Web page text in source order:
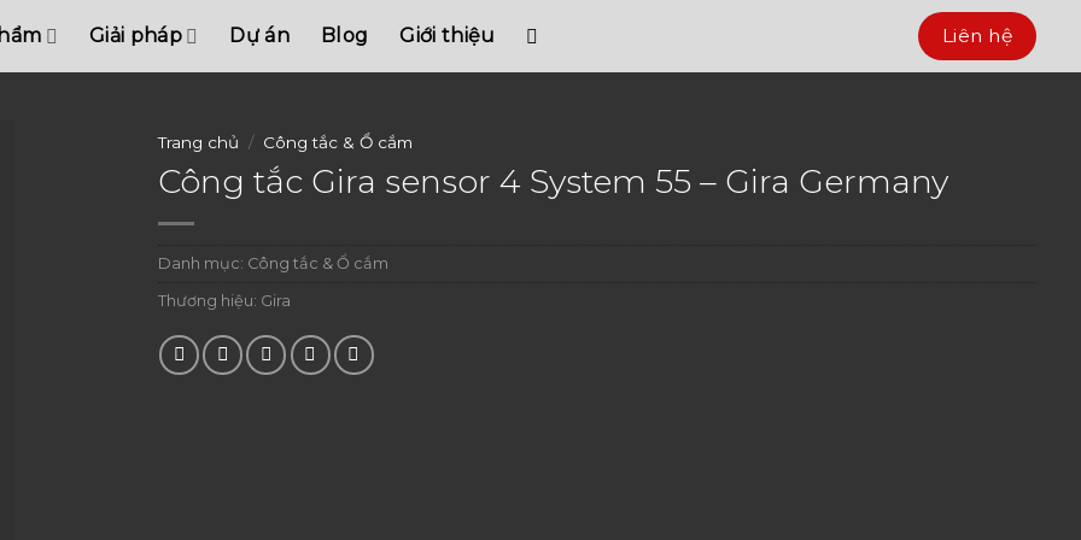
Giải pháp Dự án Blog Giới thiệu Liên hệ
Trang chủ / Công tắc & Ổ cắm
Công tắc Gira sensor 4 System 55 – Gira Germany
Danh mục: Công tắc & Ổ cắm
Thương hiệu: Gira